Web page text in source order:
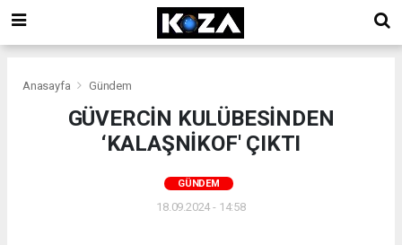
Anasayfa Gündem
GÜVERCİN KULÜBESİNDEN
‘KALAŞNİKOF' ÇIKTI
GÜNDEM
18.09.2024 - 14:58